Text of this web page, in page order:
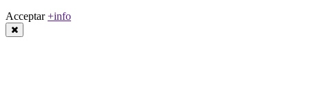
Acceptar +info